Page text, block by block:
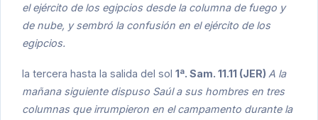
el ejército de los egipcios desde la columna de fuego y
de nube, y sembró la confusión en el ejército de los
egipcios.
la tercera hasta la salida del sol 1ª. Sam. 11.11 (JER) A la
mañana siguiente dispuso Saúl a sus hombres en tres
columnas que irrumpieron en el campamento durante la